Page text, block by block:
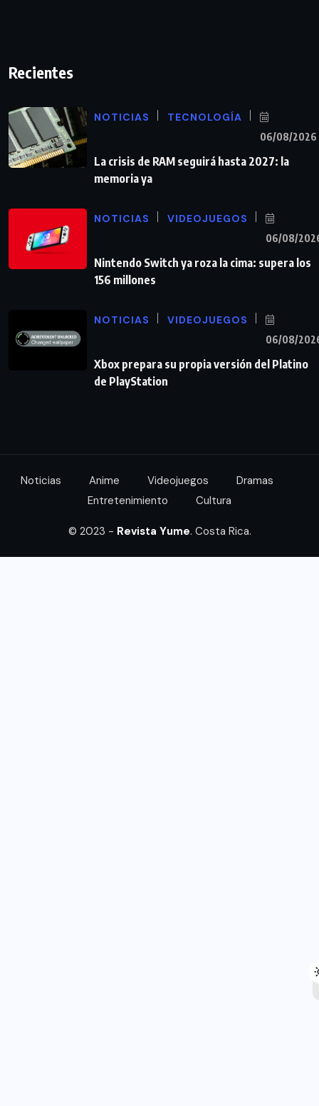
Recientes
NOTICIAS TECNOLOGÍA
06/08/2026
La crisis de RAM seguirá hasta 2027: la
memoria ya
NOTICIAS VIDEOJUEGOS
06/08/
Nintendo Switch ya roza la cima: supera los
156 millones
NOTICIAS VIDEOJUEGOS
06/08/
Xbox prepara su propia versión del Platino
de PlayStation
Noticias Anime Videojuegos
Dramas
Entretenimiento
Cultura
© 2023 - Revista Yume. Costa Rica.